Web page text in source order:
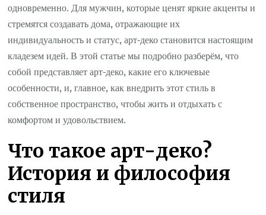
одновременно. Для мужчин, которые ценят яркие акценты и
стремятся создавать дома, отражающие их
индивидуальность и статус, арт-деко становится настоящим
кладезем идей. В этой статье мы подробно разберём, что
собой представляет арт-деко, какие его ключевые
особенности, и, главное, как внедрить этот стиль в
собственное пространство, чтобы жить и отдыхать с
комфортом и удовольствием.
Что такое арт-деко?
История и философия
стиля